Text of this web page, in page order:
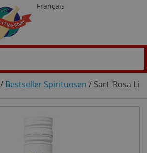
Français
/ Bestseller Spirituosen / Sarti Rosa